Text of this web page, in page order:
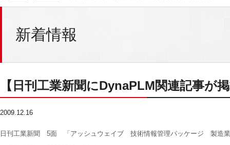
新着情報
【日刊工業新聞にDynaPLM関連記事が
2009.12.16
日刊工業新聞 5面 「アッシュウェイブ 技術情報管理パッケージ 製造業